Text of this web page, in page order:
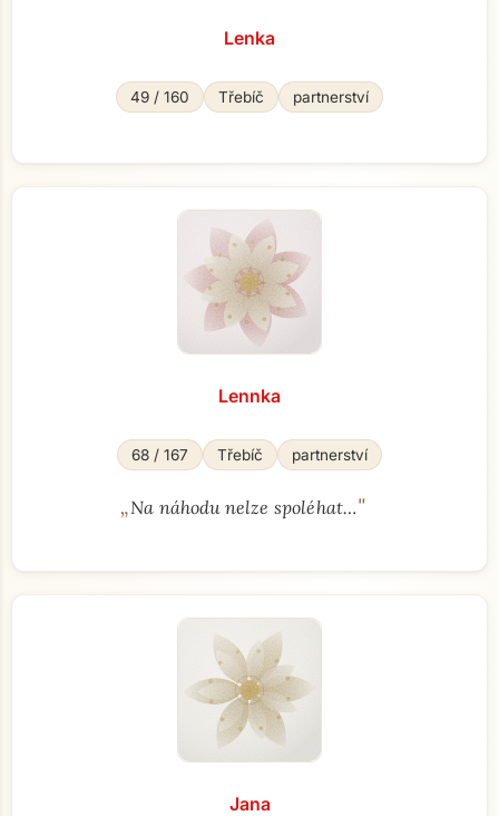
Lenka
49 / 160 Třebíč partnerství
Lennka
68 / 167 Třebíč partnerství
„Na náhodu nelze spoléhat…"
Jana